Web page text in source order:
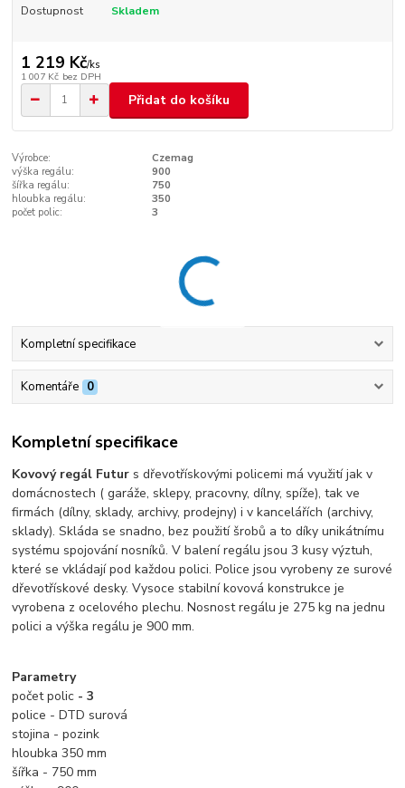
Dostupnost Skladem
1 219 Kč/ks
1 007 Kč bez DPH
Přidat do košíku
Výrobce:
Czemag
výška regálu:
900
šířka regálu:
750
hloubka regálu:
350
počet polic:
3
Kompletní specifikace
Komentáře 0
Kompletní specifikace
Kovový regál Futur s dřevotřískovými policemi má využití jak v
domácnostech ( garáže, sklepy, pracovny, dílny, spíže), tak ve
firmách (dílny, sklady, archivy, prodejny) i v kancelářích (archivy,
sklady). Skláda se snadno, bez použití šrobů a to díky unikátnímu
systému spojování nosníků. V balení regálu jsou 3 kusy výztuh,
které se vkládají pod každou polici. Police jsou vyrobeny ze surové
dřevotřískové desky. Vysoce stabilní kovová konstrukce je
vyrobena z ocelového plechu.Nosnost regálu je 275 kg na jednu
polici a výška regálu je 900 mm.
Parametry
počet polic - 3
police - DTD surová
stojina - pozink
hloubka 350 mm
šířka - 750 mm